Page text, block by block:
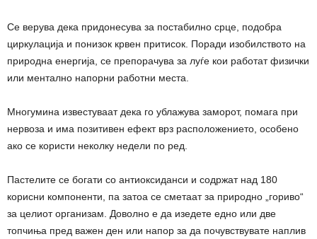
Се верува дека придонесува за постабилно срце, подобра
циркулација и понизок крвен притисок. Поради изобилството на
природна енергија, се препорачува за луѓе кои работат физички
или ментално напорни работни места.
Многумина известуваат дека го ублажува заморот, помага при
нервоза и има позитивен ефект врз расположението, особено
ако се користи неколку недели по ред.
Пастелите се богати со антиоксиданси и содржат над 180
корисни компоненти, па затоа се сметаат за природно „гориво“
за целиот организам. Доволно е да изедете едно или две
топчиња пред важен ден или напор за да почувствувате наплив